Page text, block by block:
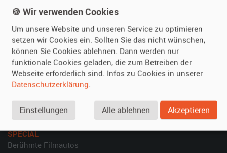
Referenzen
Vermieten
Oldtimer anmelden
Fotos senden
Inserat verwalten
Hilfe
Häufige Fragen (FAQ)
So funktioniert's
SPECIAL
Berühmte Filmautos –
🍪 Wir verwenden Cookies
Um unsere Website und unseren Service zu optimieren
setzen wir Cookies ein. Sollten Sie das nicht wünschen,
können Sie Cookies ablehnen. Dann werden nur
funktionale Cookies geladen, die zum Betreiben der
Webseite erforderlich sind. Infos zu Cookies in unserer
Datenschutzerklärung.
Einstellungen Alle ablehnen Akzeptieren